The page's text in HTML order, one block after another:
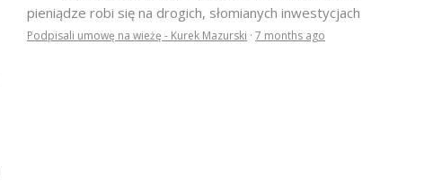
pieniądze robi się na drogich, słomianych inwestycjach
Podpisali umowę na wieżę - Kurek Mazurski · 7 months ago